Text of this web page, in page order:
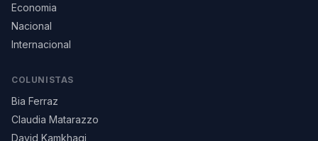
Economia
Nacional
Internacional
COLUNISTAS
Bia Ferraz
Claudia Matarazzo
David Kamkhagi